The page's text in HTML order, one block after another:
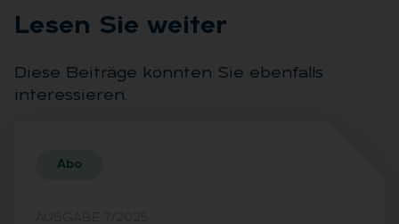
Le­sen Sie wei­ter
Diese Beiträge könnten Sie ebenfalls
interessieren.
Abo